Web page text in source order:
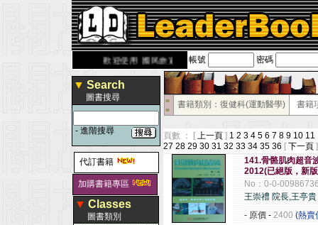
歡迎使用 國民旅遊卡！！ 帳號 密碼
▼ Search
圖書搜尋
- 進階搜尋
代訂書籍
加購書籍專區
▼ Classes
圖書類別
■
■
書籍類別：復健科(運動醫學) 書籍
頁數 ： [ 上一頁 ] 1 2 3 4 5 6 7 8 9 10 11
27 28 29 30 31 32 33 34 35 36 [ 下一頁 ]
141.骨骼肌肉超音
2012(已絕版，新
No：0-0-
王崇禮 院長,王亭
- 原價 - 2400 (熱賣